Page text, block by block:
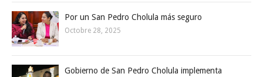
Por un San Pedro Cholula más seguro
Octobre 28, 2025
Gobierno de San Pedro Cholula implementa